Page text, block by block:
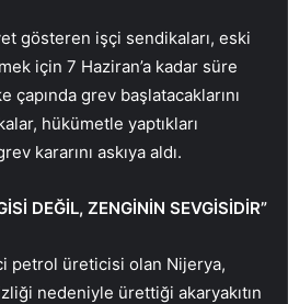
gösteren işçi sendikaları, eski
için 7 Haziran’a kadar süre
grev başlatacaklarını
hükümetle yaptıkları
kararını askıya aldı.
DEĞİL, ZENGİNİN SEVGİSİDİR”
petrol üreticisi olan Nijerya,
nedeniyle ürettiği akaryakıtın